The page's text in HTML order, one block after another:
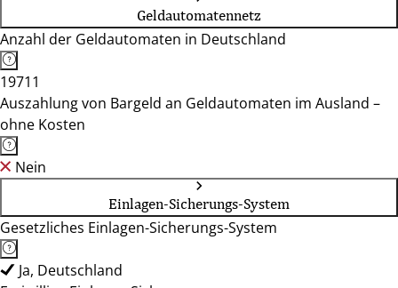
Geldautomatennetz
Anzahl der Geldautomaten in Deutschland
19711
Auszahlung von Bargeld an Geldautomaten im Ausland –
ohne Kosten
Nein
Einlagen-Sicherungs-System
Gesetzliches Einlagen-Sicherungs-System
Ja, Deutschland